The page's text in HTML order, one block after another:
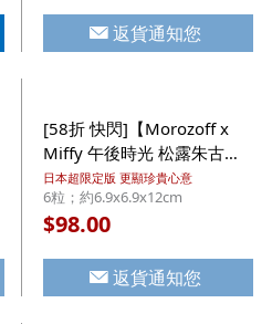
返貨通知您
[58折 快閃]【Morozoff x
Miffy 午後時光 松露朱古
力】日版Morozoff Miffy 超
限定 午後時光 茶葉罐造型鐵
罐 松露朱古力 禮盒 6粒
日本超限定版 更顯珍貴心意
6粒；約6.9x6.9x12cm
$98.00
返貨通知您